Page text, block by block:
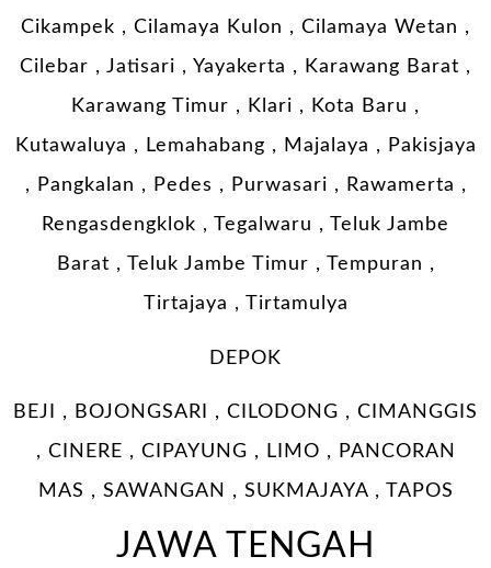
Cikampek , Cilamaya Kulon , Cilamaya Wetan ,
Cilebar , Jatisari , Yayakerta , Karawang Barat ,
Karawang Timur , Klari , Kota Baru ,
Kutawaluya , Lemahabang , Majalaya , Pakisjaya
, Pangkalan , Pedes , Purwasari , Rawamerta ,
Rengasdengklok , Tegalwaru , Teluk Jambe
Barat , Teluk Jambe Timur , Tempuran ,
Tirtajaya , Tirtamulya
DEPOK
BEJI , BOJONGSARI , CILODONG , CIMANGGIS
, CINERE , CIPAYUNG , LIMO , PANCORAN
MAS , SAWANGAN , SUKMAJAYA , TAPOS
JAWA TENGAH